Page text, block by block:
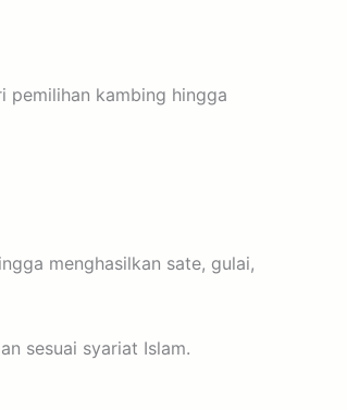
pemilihan kambing hingga
menghasilkan sate, gulai,
sesuai syariat Islam.